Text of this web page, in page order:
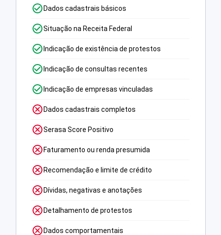
Dados cadastrais básicos
Situação na Receita Federal
Indicação de existência de protestos
Indicação de consultas recentes
Indicação de empresas vinculadas
Dados cadastrais completos
Serasa Score Positivo
Faturamento ou renda presumida
Recomendação e limite de crédito
Dívidas, negativas e anotações
Detalhamento de protestos
Dados comportamentais